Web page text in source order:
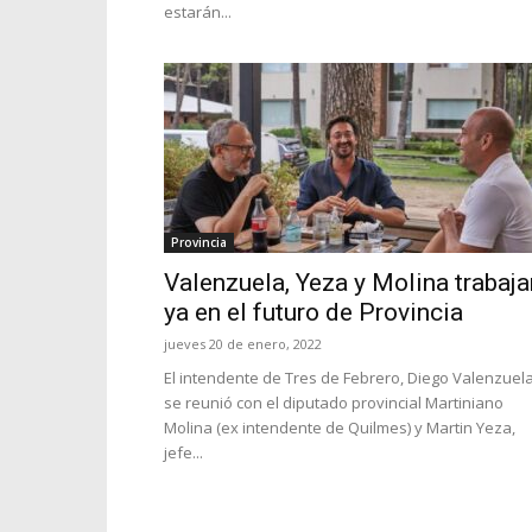
estarán...
Provincia
Valenzuela, Yeza y Molina
ya en el futuro de Provincia
jueves 20 de enero, 2022
El intendente de Tres de Febrero, Diego
se reunió con el diputado provincial Martiniano
Molina (ex intendente de Quilmes) y Martin Yeza,
jefe...